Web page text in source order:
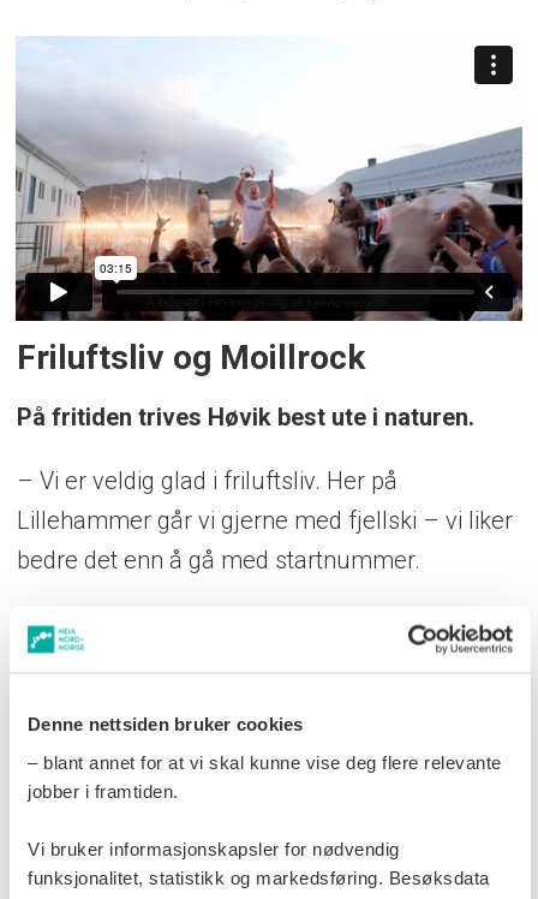
Denne nettsiden bruker cookies
– blant annet for at vi skal kunne vise deg flere relevante
jobber i framtiden.
Vi bruker informasjonskapsler for nødvendig
funksjonalitet, statistikk og markedsføring. Besøksdata
Friluftsliv og Moillrock
På fritiden trives Høvik best ute i naturen.
– Vi er veldig glad i friluftsliv. Her på
Lillehammer går vi gjerne med fjellski – vi liker
bedre det enn å gå med startnummer.
Hun tror derfor livet i nord vil passe familien
godt.
– Vi tror det livet kommer til å passe oss veldig
bra.Naturen i nord er helt fantastisk.